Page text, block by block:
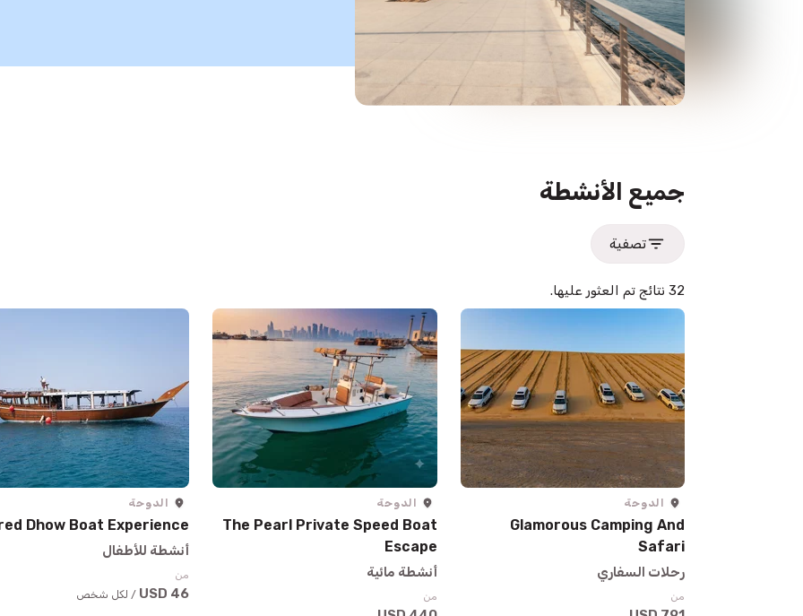
جميع الأنشطة
تصفية
32 نتائج تم العثور عليها.
الدوحة
Glamorous Camping And
Safari
رحلات السفاري
من
الدوحة
The Pearl Private Speed Boat
Escape
أنشطة مائية
من
الدوحة
Dhow Boat Experience
أنشطة للأطفال
من
46 USD / لكل شخص